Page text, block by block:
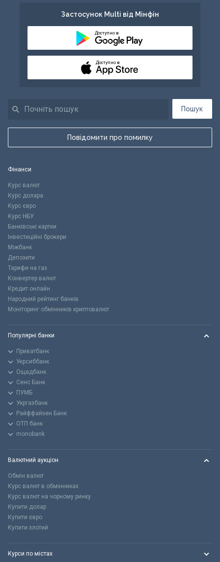
Пошук
Повідомити про помилку
Застосунок Multi від Мінфін
Доступно в
Доступно в
Фінанси
Курс валют
Курс долара
Курс євро
Курс НБУ
Банківські картки
Інвестиційні брокери
Міжбанк
Депозити
Тарифи на газ
Конвертер валют
Кредит онлайн
Народний рейтинг банків
Моніторинг обмінників криптовалют
Популярні банки
Приватбанк
Укрсиббанк
Ощадбанк
Сенс Банк
ПУМБ
Укргазбанк
Райффайзен Банк
ОТП банк
monobank
Валютний аукціон
Обмін валют
Курс валют в обмінниках
Курс валют на чорному ринку
Купити долар
Купити євро
Купити злотий
Курси по містах